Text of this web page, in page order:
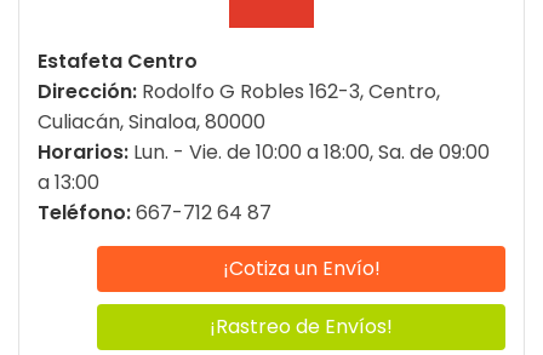
Estafeta Centro
Dirección: Rodolfo G Robles 162-3, Centro,
Culiacán, Sinaloa, 80000
Horarios: Lun. - Vie. de 10:00 a 18:00, Sa. de 09:00
a 13:00
Teléfono:667-712 64 87
¡Cotiza un Envío!
¡Rastreo de Envíos!